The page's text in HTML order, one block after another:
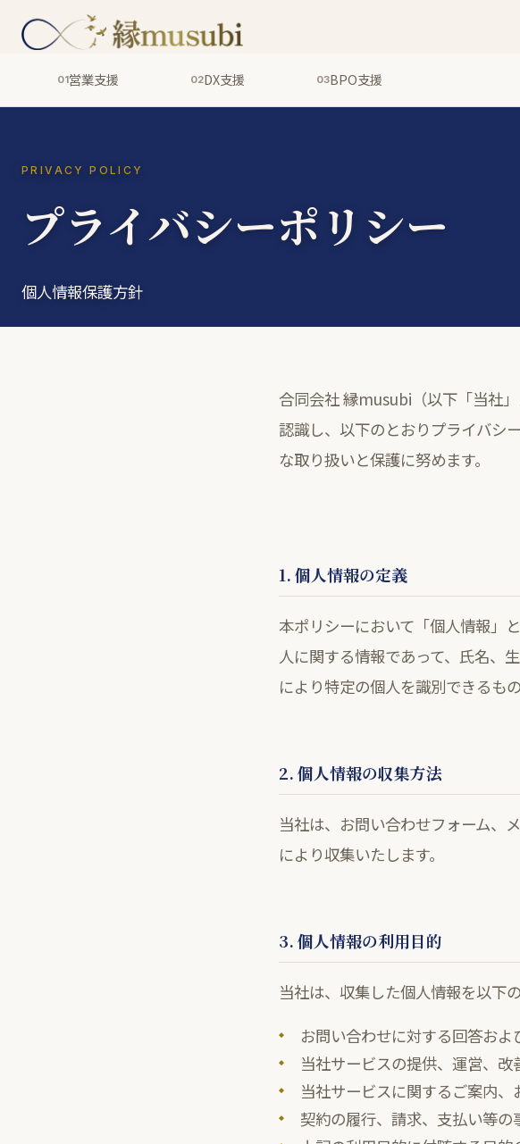
01営業支援 02DX支援 03BPO支援
PRIVACY POLICY
プライバシーポリシー
個人情報保護方針
合同会社 縁musubi（以下「当社
認識し、以下のとおりプライバシ
な取り扱いと保護に努めます。
1. 個人情報の定義
本ポリシーにおいて「個人情報」
人に関する情報であって、氏名、
により特定の個人を識別できるもの
2. 個人情報の収集方法
当社は、お問い合わせフォーム、
により収集いたします。
3. 個人情報の利用目的
当社は、収集した個人情報を以下
お問い合わせに対する回答およ
当社サービスの提供、運営、改
当社サービスに関するご案内
契約の履行、請求、支払い等の